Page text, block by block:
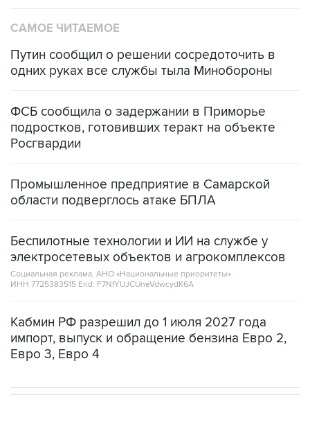
САМОЕ ЧИТАЕМОЕ
Путин сообщил о решении сосредоточить в
одних руках все службы тыла Минобороны
ФСБ сообщила о задержании в Приморье
подростков, готовивших теракт на объекте
Росгвардии
Промышленное предприятие в Самарской
области подверглось атаке БПЛА
Беспилотные технологии и ИИ на службе у
электросетевых объектов и агрокомплексов
Социальная реклама, АНО «Национальные приоритеты».
ИНН 7725383515 Erid: F7NfYUJCUneVdwcydK6A
Кабмин РФ разрешил до 1 июля 2027 года
импорт, выпуск и обращение бензина Евро 2,
Евро 3, Евро 4